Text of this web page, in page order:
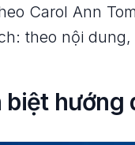
Carol Ann
theo nội
biệt hướng